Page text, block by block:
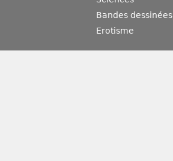
Bandes dessinées
Erotisme